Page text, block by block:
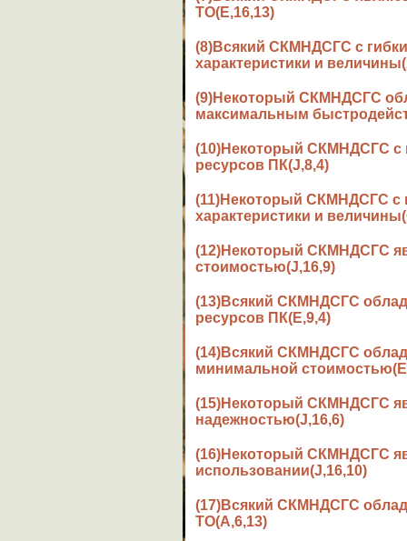
ТО(E,16,13)
(8)Всякий СКМНДСГС с
характеристики и
(9)Некоторый СКМНДСГС
максимальным
(10)Некоторый СКМНДСГС с
ресурсов ПК(J,8,4)
(11)Некоторый СКМНДСГС с
характеристики и
(12)Некоторый СКМНДСГС
стоимостью(J,16,9)
(13)Всякий СКМНДСГС
ресурсов ПК(E,9,4)
(14)Всякий СКМНДСГС
минимальной
(15)Некоторый СКМНДСГС
надежностью(J,16,6)
(16)Некоторый СКМНДСГС
использовании(J,16,10)
(17)Всякий СКМНДСГС
ТО(A,6,13)